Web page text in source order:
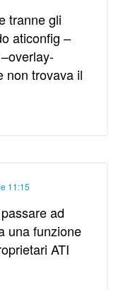
tranne gli
aticonfig –
non trovava il
11:15
ad
una funzione
ATI